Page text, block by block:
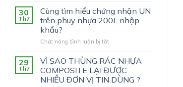
30
Th7
Cùng tìm hiểu chứng nhận UN
trên phuy nhựa 200L nhập
khẩu?
Chức năng bình luận bị tắtở
tìm
hiểu
chứng
nhận
29
Th7
VÌ SAO THÙNG RÁC NHỰA
COMPOSITE LẠI ĐƯỢC
NHIỀU ĐƠN VỊ TIN DÙNG ?